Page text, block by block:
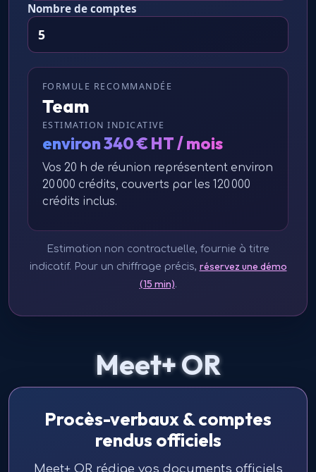
Nombre de comptes
FORMULE RECOMMANDÉE
Team
ESTIMATION INDICATIVE
environ 340 € HT / mois
Vos 20 h de réunion représentent environ
20 000 crédits, couverts par les 120 000
crédits inclus.
Estimation non contractuelle, fournie à titre
indicatif. Pour un chiffrage précis, réservez une démo
(15 min).
Meet+ OR
Procès-verbaux & comptes
rendus officiels
Meet+ OR rédige vos documents officiels